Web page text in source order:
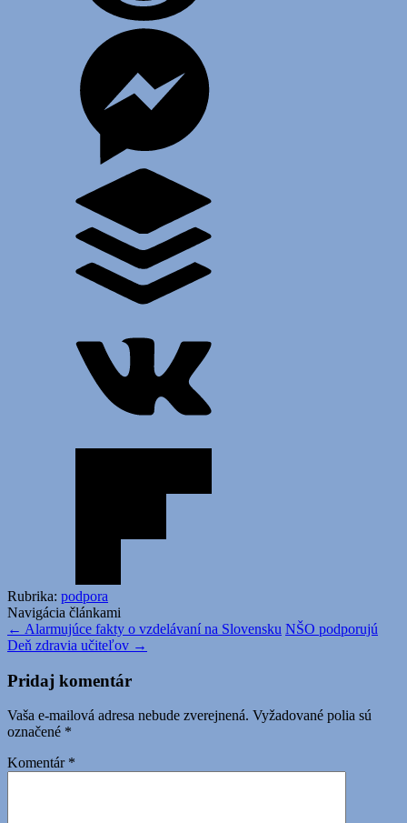
Rubrika: podpora
Navigácia článkami
← Alarmujúce fakty o vzdelávaní na Slovensku NŠO podporujú
Deň zdravia učiteľov →
Pridaj komentár
Vaša e-mailová adresa nebude zverejnená. Vyžadované polia sú
označené *
Komentár *